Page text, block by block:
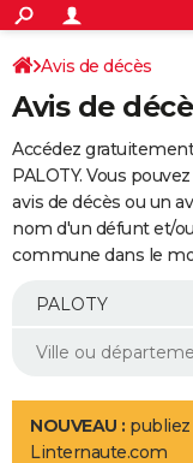
ACTUALITÉS
Politique
Société
Faits Divers
Education
Monde
Villes
+
SPORT
Coupe du monde 2026
Football
Tennis
Cyclisme
Rugby
Forum
Programme TV
TNT
Streaming
Cinéma
Sorties cinéma
Musique
+
FINANCE
Retraite
Epargne
Immobilier
Risques naturels par
Banque
Assurance
AUTO
Essais
Réserver un essai
Citadines
Berlines
SUV
Forum auto
+
Mobiles
Meilleur smartphone
Internet
Ordinateurs
Jeux vidéo
Guide high-tech
Aménagement intérieur
LIFESTYLE
Avis de décès
Avis de
Accédez
PALOTY. Vous
avis de décès ou un
nom d'un défunt et/
commune dans le
NOUVEAU :
Linternaute.com